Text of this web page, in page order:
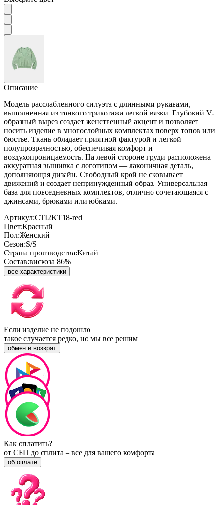
Описание
Модель расслабленного силуэта с длинными рукавами,
выполненная из тонкого трикотажа легкой вязки. Глубокий V-
образный вырез создает женственный акцент и позволяет
носить изделие в многослойных комплектах поверх топов или
бюстье. Ткань обладает приятной фактурой и легкой
полупрозрачностью, обеспечивая комфорт и
воздухопроницаемость. На левой стороне груди расположена
аккуратная вышивка с логотипом — лаконичная деталь,
дополняющая дизайн. Свободный крой не сковывает
движений и создает непринужденный образ. Универсальная
база для повседневных комплектов, отлично сочетающаяся с
джинсами, брюками или юбками.
Артикул:CTI2KT18-red
Цвет:Красный
Пол:Женский
Сезон:S/S
Страна производства:Китай
Состав:вискоза 86%
все характеристики
Если изделие не подошло
такое случается редко, но мы все решим
обмен и возврат
Как оплатить?
от СБП до сплита – все для вашего комфорта
об оплате